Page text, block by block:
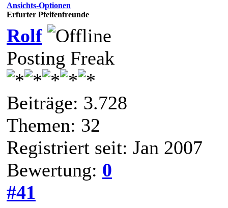
Ansichts-Optionen
Erfurter Pfeifenfreunde
Rolf
Posting Freak
Beiträge: 3.728
Themen: 32
Registriert seit: Jan 2007
Bewertung: 0
#41